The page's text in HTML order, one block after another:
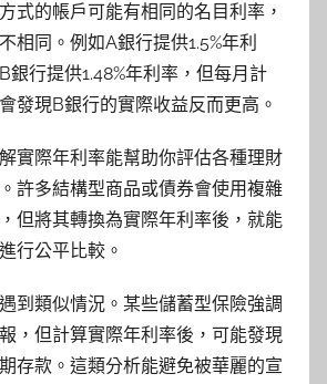
式的帳戶可能有相同的名目利率，
相同。例如A銀行提供1.5%年利
銀行提供1.48%年利率，但每月計
發現B銀行的實際收益反而更高。
實際年利率能幫助你評估各種理財
許多結構型商品或債券會使用複雜
但將其轉換為實際年利率後，就能
行公平比較。
到類似情況。某些儲蓄型保險強調
，但計算實際年利率後，可能發現
存款。這類分析能避免被華麗的宣